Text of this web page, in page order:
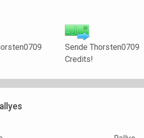
Sende Thorsten0709
Credits!